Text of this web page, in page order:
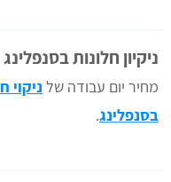
ניקיון חלונות בסנפלינג
מחיר יום עבודה של ניקוי
בסנפלינג.